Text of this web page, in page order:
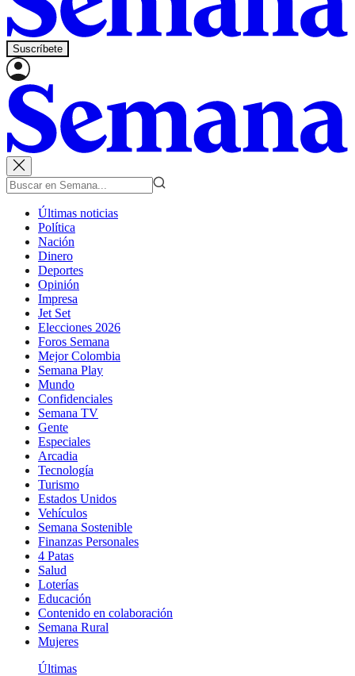
Suscríbete
Últimas noticias
Política
Nación
Dinero
Deportes
Opinión
Impresa
Jet Set
Elecciones 2026
Foros Semana
Mejor Colombia
Semana Play
Mundo
Confidenciales
Semana TV
Gente
Especiales
Arcadia
Tecnología
Turismo
Estados Unidos
Vehículos
Semana Sostenible
Finanzas Personales
4 Patas
Salud
Loterías
Educación
Contenido en colaboración
Semana Rural
Mujeres
Últimas